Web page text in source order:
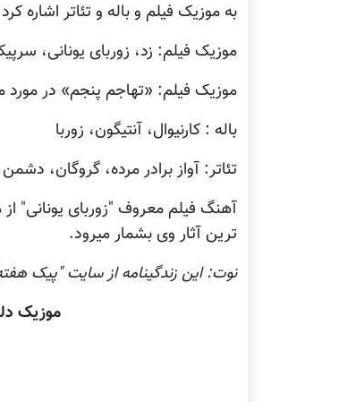
به موزيک فيلم و باله و تئاتر اشاره
موزيک فيلم: زد، زوربای يونانی،
موزيک فيلم: «تهاجم پنجم» در مورد
باله : کارنيوال، آنتيگون، زوربا
تئاتر: آواز برادر مرده، گروگان،
آهنگ فيلم معروف "زوربای يونانی"
ترین آثار وی بشمار میرود.
نوت: این زندگینامه از سایت "پيک
موزیک